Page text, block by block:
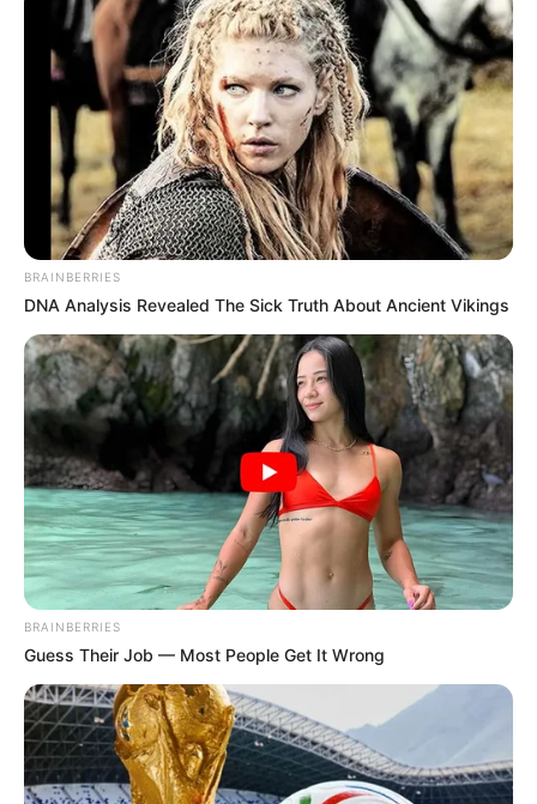
BRAINBERRIES
DNA Analysis Revealed The Sick Truth About Ancient Vikings
BRAINBERRIES
Guess Their Job — Most People Get It Wrong